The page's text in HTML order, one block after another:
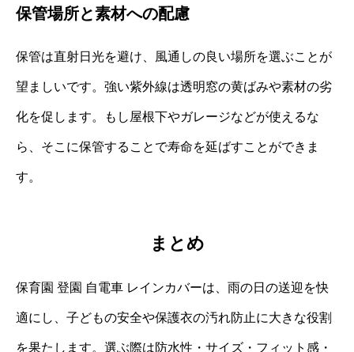
保管場所と素材への配慮
保管は直射日光を避け、風通しの良い場所を選ぶことが
望ましいです。強い紫外線は透明窓の黄ばみや素材の劣
化を促します。もし屋根下やガレージなどが使えるな
ら、そこに保管することで寿命を延ばすことができま
す。
まとめ
保育園 登園 自電車 レインカバーは、雨の日の送迎を快
適にし、子どもの安全や保護衣の汚れ防止に大きな役割
を果たします。選ぶ際は防水性・サイズ・フィット感・